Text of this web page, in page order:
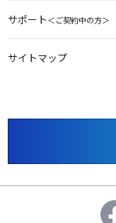
サポート＜ご契約中の方＞
サイトマップ